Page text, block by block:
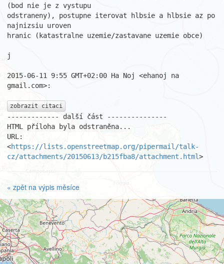
(bod nie je z vystupu
odstraneny), postupne iterovat hlbsie a hlbsie az po
najnizsiu uroven
hranic (katastralne uzemie/zastavane uzemie obce)
j
2015-06-11 9:55 GMT+02:00 Ha Noj <ehanoj na
gmail.com>:
zobrazit citaci
------------- další část ---------------
HTML příloha byla odstraněna...
URL:
<https://lists.openstreetmap.org/pipermail/talk-
cz/attachments/20150613/b215fba8/attachment.html>
« zpět na výpis měsíce